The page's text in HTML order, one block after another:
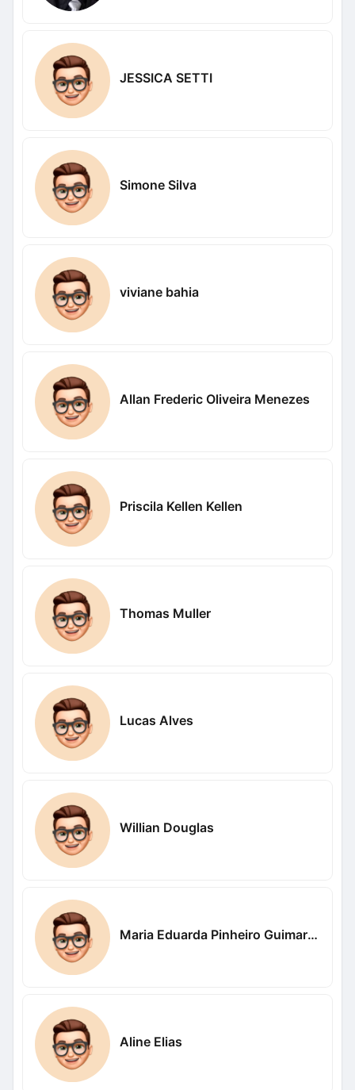
JESSICA SETTI
Simone Silva
viviane bahia
Allan Frederic Oliveira Menezes
Priscila Kellen Kellen
Thomas Muller
Lucas Alves
Willian Douglas
Maria Eduarda Pinheiro Guimaraes
Aline Elias